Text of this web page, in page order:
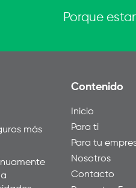
Porque
más
Contenido
Inicio
Para ti
Para tu
Nosotros
Contacto